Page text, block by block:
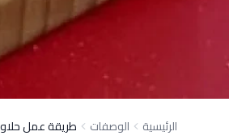
الرئيسية الوصفات طريقة عمل